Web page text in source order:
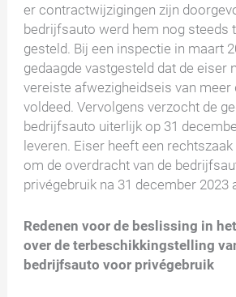
er contractwijzigingen zijn
bedrijfsauto werd hem nog steeds
gesteld. Bij een inspectie in maart
gedaagde vastgesteld dat de eiser
vereiste afwezigheidseis van meer
voldeed. Vervolgens verzocht de
bedrijfsauto uiterlijk op 31
leveren. Eiser heeft een
om de overdracht van de
privégebruik na 31 december 2023
Redenen voor de beslissing in
over de terbeschikkingstelling
bedrijfsauto voor privégebruik